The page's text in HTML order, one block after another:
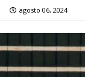
agosto 06, 2024